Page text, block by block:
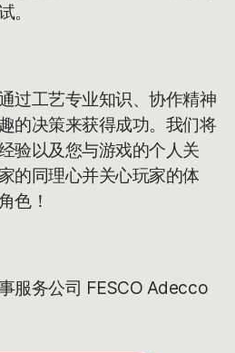
。
过工艺专业知识、协作精神
的决策来获得成功。我们将
验以及您与游戏的个人关
的同理心并关心玩家的体
色！
服务公司 FESCO Adecco